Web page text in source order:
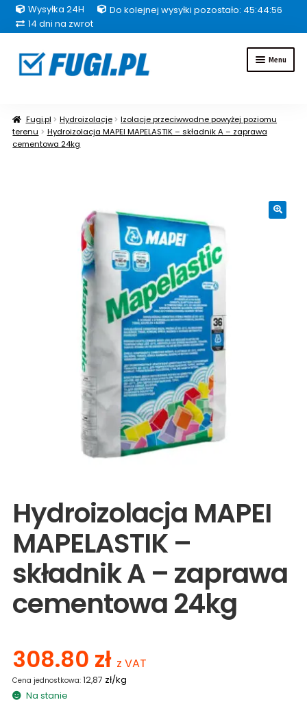
Wysyłka 24H
Do kolejnej wysyłki pozostało: 45:44:55
14 dni na zwrot
Przejdź
do
Przejdź
do
Menu
Uszczelniacze
Inne grupy produktów
Fugi.pl Hydroizolacje
Izolacje przeciwwodne powyżej poziomu
terenu
Hydroizolacja MAPEI MAPELASTIK – składnik A – zaprawa
cementowa 24kg
Hydroizolacja MAPEI
MAPELASTIK –
składnik A – zaprawa
cementowa 24kg
308.80 zł z VAT
12,87 zł/kg
Na stanie